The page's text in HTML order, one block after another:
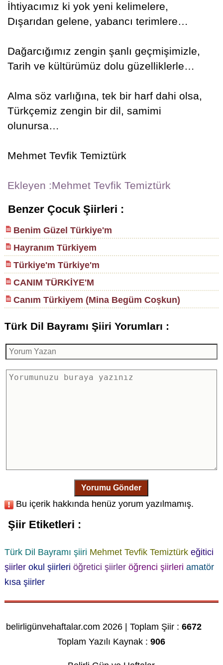
İhtiyacımız ki yok yeni kelimelere,
Dışarıdan gelene, yabancı terimlere…
Dağarcığımız zengin şanlı geçmişimizle,
Tarih ve kültürümüz dolu güzelliklerle…
Alma söz varlığına, tek bir harf dahi olsa,
Türkçemiz zengin bir dil, samimi
olunursa…
Mehmet Tevfik Temiztürk
Ekleyen :Mehmet Tevfik Temiztürk
Benzer Çocuk Şiirleri :
Benim Güzel Türkiye'm
Hayranım Türkiyem
Türkiye'm Türkiye'm
CANIM TÜRKİYE'M
Canım Türkiyem (Mina Begüm Coşkun)
Türk Dil Bayramı Şiiri Yorumları :
Yorumu Gönder
Bu içerik hakkında henüz yorum yazılmamış.
Şiir Etiketleri :
Türk Dil Bayramı şiiri Mehmet Tevfik Temiztürk eğitici
şiirler okul şiirleri öğretici şiirler öğrenci şiirleri amatör
kısa şiirler
belirligünvehaftalar.com 2026 | Toplam Şiir :6672
Toplam Yazılı Kaynak :906